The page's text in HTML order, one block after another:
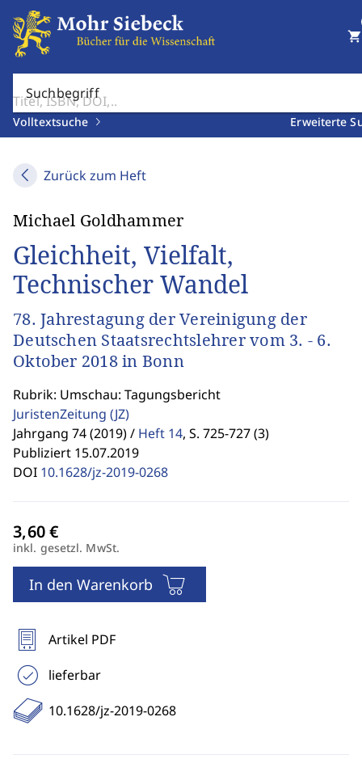
Suchbegriff
Volltextsuche Erweiterte
shopping_cart
Zurück zum Heft
Michael Goldhammer
Gleichheit, Vielfalt,
Technischer Wandel
78. Jahrestagung der Vereinigung der
Deutschen Staatsrechtslehrer vom 3. - 6.
Oktober 2018 in Bonn
Rubrik: Umschau: Tagungsbericht
JuristenZeitung (JZ)
Jahrgang 74 (2019) / Heft 14, S. 725-727 (3)
Publiziert 15.07.2019
DOI 10.1628/jz-2019-0268
inkl. gesetzl. MwSt.
In den Warenkorb
Artikel PDF
lieferbar
10.1628/jz-2019-0268